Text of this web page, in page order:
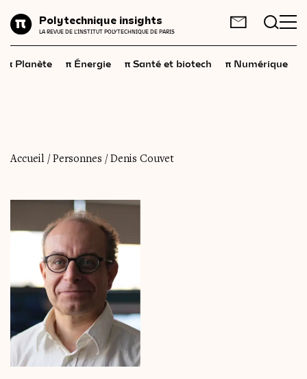
Polytechnique insights
LA REVUE DE L'INSTITUT POLYTECHNIQUE DE PARIS
Énergie
Santé
et biotech
Économie
Science et technologies
Société
Géopolitique
Neurosciences
Le magazine
3,14
Vidéos & Podcast
FR EN
π Planète π Énergie π Santé et biotech π Numérique
Accueil / Personnes / Denis Couvet